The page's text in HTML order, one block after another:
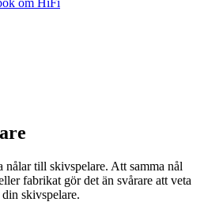
till skivspelare. Att samma nål
fabrikat gör det än svårare att veta
skivspelare.